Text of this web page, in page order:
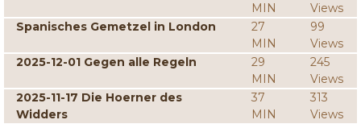
MIN
Views
Spanisches Gemetzel in London
27
MIN
99
Views
2025-12-01 Gegen alle Regeln
29
MIN
245
Views
2025-11-17 Die Hoerner des
Widders
37
MIN
313
Views